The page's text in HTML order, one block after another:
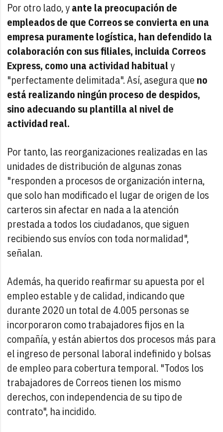
Por otro lado, yante la preocupación de
empleados de que Correos se convierta en una
empresa puramente logística, han defendido la
colaboración con sus filiales, incluida Correos
Express, como una actividad habitualy
"perfectamente delimitada". Así, asegura que no
está realizando ningún proceso de despidos,
sino adecuando su plantilla al nivel de
actividad real.
Por tanto, las reorganizaciones realizadas en las
unidades de distribución de algunas zonas
"responden a procesos de organización interna,
que solo han modificado el lugar de origen de los
carteros sin afectar en nada a la atención
prestada a todos los ciudadanos, que siguen
recibiendo sus envíos con toda normalidad",
señalan.
Además, ha querido reafirmar su apuesta por el
empleo estable y de calidad, indicando que
durante 2020 un total de 4.005 personas se
incorporaron como trabajadores fijos en la
compañía, y están abiertos dos procesos más para
el ingreso de personal laboral indefinido y bolsas
de empleo para cobertura temporal. "Todos los
trabajadores de Correos tienen los mismo
derechos, con independencia de su tipo de
contrato", ha incidido.